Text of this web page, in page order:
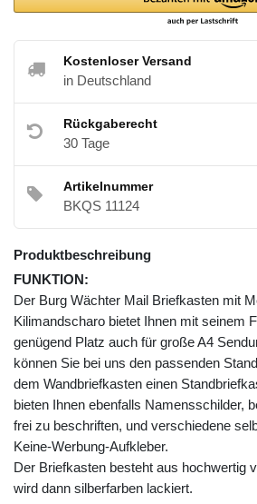
Kostenloser Versand
in Deutschland
Rückgaberecht
30 Tage
Artikelnummer
BKQS 11124
Produktbeschreibung
FUNKTION:
Der Burg Wächter Mail Briefkasten mit
Kilimandscharo bietet Ihnen mit seinem
genügend Platz auch für große A4
können Sie bei uns den passenden
dem Wandbriefkasten einen
bieten Ihnen ebenfalls Namensschilder,
frei zu beschriften, und verschiedene
Keine-Werbung-Aufkleber.
Der Briefkasten besteht aus hochwertig
wird dann silberfarben lackiert.